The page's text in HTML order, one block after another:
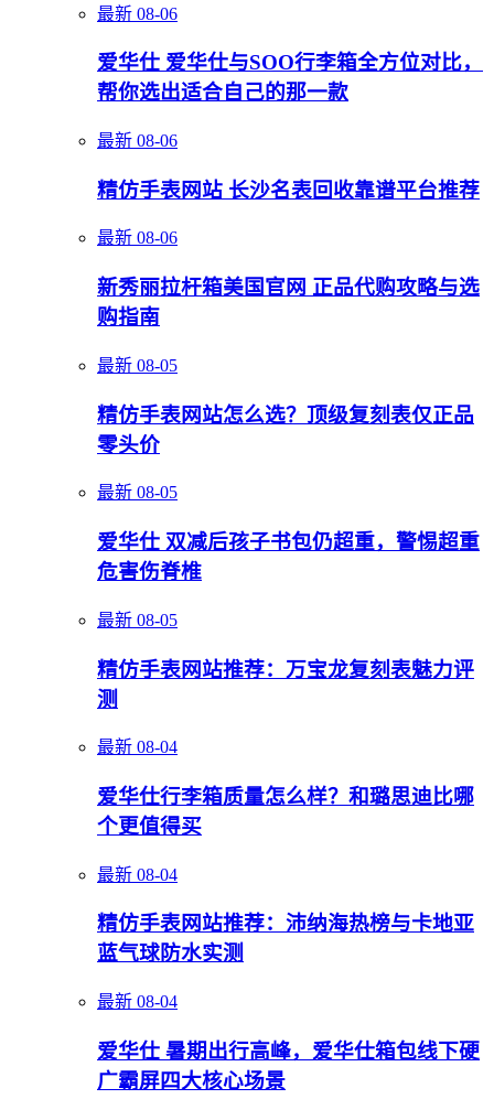
最新 08-06
爱华仕 爱华仕与SOO行李箱全方位对比，
帮你选出适合自己的那一款
最新 08-06
精仿手表网站 长沙名表回收靠谱平台推荐
最新 08-06
新秀丽拉杆箱美国官网 正品代购攻略与选
购指南
最新 08-05
精仿手表网站怎么选？顶级复刻表仅正品
零头价
最新 08-05
爱华仕 双减后孩子书包仍超重，警惕超重
危害伤脊椎
最新 08-05
精仿手表网站推荐：万宝龙复刻表魅力评
测
最新 08-04
爱华仕行李箱质量怎么样？和璐思迪比哪
个更值得买
最新 08-04
精仿手表网站推荐：沛纳海热榜与卡地亚
蓝气球防水实测
最新 08-04
爱华仕 暑期出行高峰，爱华仕箱包线下硬
广霸屏四大核心场景